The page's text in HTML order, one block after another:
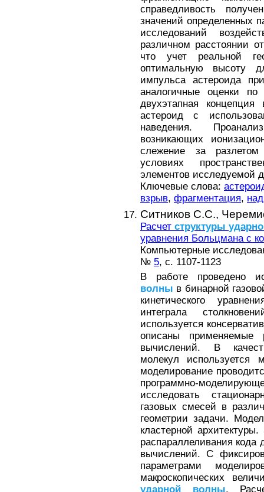
справедливость
значений определенных
исследований
различном расстоянии
что учет реальной
оптимальную высоту
импульса астероида
аналогичные оценки
двухэтапная
астероид с
наведения.
возникающих
слежение за
условиях
элементов исследуемой
Ключевые слова:
взрыв, фрагментация,
Ситников С.С.,
Расчет структуры
уравнения Больцмана с
Компьютерные
№ 5, с. 1107-1123
В работе проведено
волны в бинарной
кинетического
интеграла
используется
описаны применяемые
вычислений. В
молекул используется
моделирование
программно-
исследовать
газовых смесей в
геометрии задачи.
кластерной
распараллеливания кода
вычислений. С
параметрами
макроскопических
ударной
волны.